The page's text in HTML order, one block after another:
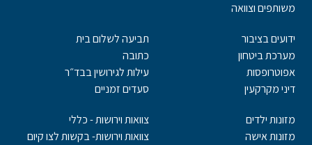
משותפים וצוואה
ידועים בציבור
מערכת ביטחון
אפוטרופסות
דיני מקרקעין
מזונות ילדים
מזונות אישה
תביעה לשלום בית
כתובה
עילות לגירושין בבד״ר
סעדים זמניים
צוואות וירושות - כללי
צוואות וירושות- בקשות לצו קיום